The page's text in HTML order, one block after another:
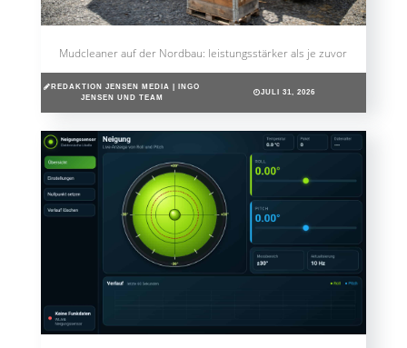
Mudcleaner auf der Nordbau: leistungsstärker als je zuvor
REDAKTION JENSEN MEDIA | INGO
JENSEN UND TEAM
JULI 31, 2026